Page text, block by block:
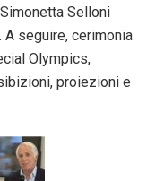
Selloni
seguire, cerimonia
Olympics,
proiezioni e